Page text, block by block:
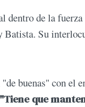
dentro de la
Batista. Su
buenas" con el
"Tiene que